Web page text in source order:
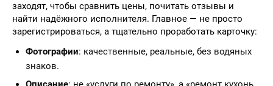
заходят, чтобы сравнить цены, почитать отзывы и
найти надёжного исполнителя. Главное — не просто
зарегистрироваться, а тщательно проработать карточку:
Фотографии: качественные, реальные, без водяных
знаков.